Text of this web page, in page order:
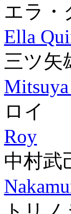
エラ・
Ella
三ツ矢
ロイ
Roy
中村武